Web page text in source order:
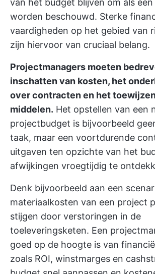
van het budget blijven om als
worden beschouwd. Sterke
vaardigheden op het gebied van
zijn hiervoor van cruciaal belang.
Projectmanagers moeten
inschatten van kosten, het
over contracten en het
middelen. Het opstellen van een
projectbudget is bijvoorbeeld
taak, maar een voortdurende
uitgaven ten opzichte van het
afwijkingen vroegtijdig te
Denk bijvoorbeeld aan een
materiaalkosten van een project
stijgen door verstoringen in de
toeleveringsketen. Een
goed op de hoogte is van
zoals ROI, winstmarges en